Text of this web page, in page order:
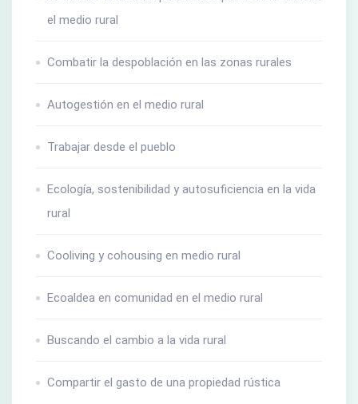
el medio rural
Combatir la despoblación en las zonas rurales
Autogestión en el medio rural
Trabajar desde el pueblo
Ecología, sostenibilidad y autosuficiencia en la vida
rural
Cooliving y cohousing en medio rural
Ecoaldea en comunidad en el medio rural
Buscando el cambio a la vida rural
Compartir el gasto de una propiedad rústica